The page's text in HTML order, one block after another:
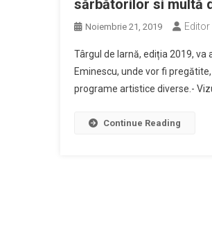
sărbătorilor si multă
Noiembrie 21, 2019 Editor
Târgul de Iarnă, ediția 2019,
Eminescu, unde vor fi
programe artistice diverse.-
Continue Reading